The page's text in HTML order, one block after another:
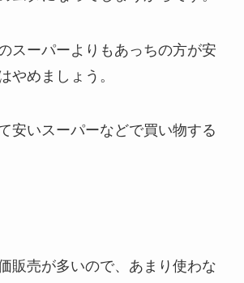
スーパーよりもあっちの方が安
やめましょう。
安いスーパーなどで買い物する
販売が多いので、あまり使わな